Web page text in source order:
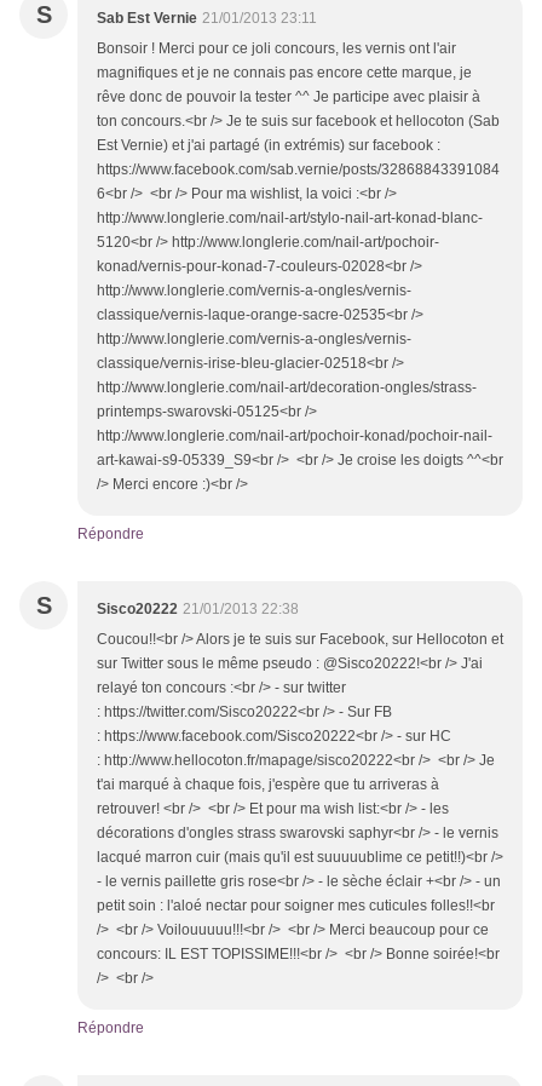
S Sab Est Vernie 21/01/2013 23:11
Bonsoir ! Merci pour ce joli concours, les vernis ont l'air
magnifiques et je ne connais pas encore cette marque, je
rêve donc de pouvoir la tester ^^ Je participe avec plaisir à
ton concours.<br /> Je te suis sur facebook et hellocoton (Sab
Est Vernie) et j'ai partagé (in extrémis) sur facebook :
https://www.facebook.com/sab.vernie/posts/32868843391084
6<br /> <br /> Pour ma wishlist, la voici :<br />
http://www.longlerie.com/nail-art/stylo-nail-art-konad-blanc-
5120<br /> http://www.longlerie.com/nail-art/pochoir-
konad/vernis-pour-konad-7-couleurs-02028<br />
http://www.longlerie.com/vernis-a-ongles/vernis-
classique/vernis-laque-orange-sacre-02535<br />
http://www.longlerie.com/vernis-a-ongles/vernis-
classique/vernis-irise-bleu-glacier-02518<br />
http://www.longlerie.com/nail-art/decoration-ongles/strass-
printemps-swarovski-05125<br />
http://www.longlerie.com/nail-art/pochoir-konad/pochoir-nail-
art-kawai-s9-05339_S9<br /> <br /> Je croise les doigts ^^<br
/> Merci encore :)<br />
Répondre
S Sisco20222 21/01/2013 22:38
Coucou!!<br /> Alors je te suis sur Facebook, sur Hellocoton et
sur Twitter sous le même pseudo : @Sisco20222!<br /> J'ai
relayé ton concours :<br /> - sur twitter
: https://twitter.com/Sisco20222<br /> - Sur FB
: https://www.facebook.com/Sisco20222<br /> - sur HC
: http://www.hellocoton.fr/mapage/sisco20222<br /> <br /> Je
t'ai marqué à chaque fois, j'espère que tu arriveras à
retrouver! <br /> <br /> Et pour ma wish list:<br /> - les
décorations d'ongles strass swarovski saphyr<br /> - le vernis
lacqué marron cuir (mais qu'il est suuuuublime ce petit!!)<br />
- le vernis paillette gris rose<br /> - le sèche éclair +<br /> - un
petit soin : l'aloé nectar pour soigner mes cuticules folles!!<br
/> <br /> Voilouuuuu!!!<br /> <br /> Merci beaucoup pour ce
concours: IL EST TOPISSIME!!!<br /> <br /> Bonne soirée!<br
/> <br />
Répondre